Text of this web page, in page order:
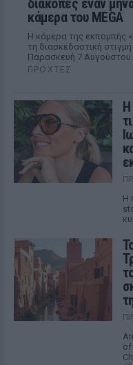
διακοπές έναν
κάμερα του MEGA
Η κάμερα της εκπομπής
τη διασκεδαστική
Παρασκευή 7 Αυγούστου.
ΠΡΟΧΤΈΣ
Η
Η
of